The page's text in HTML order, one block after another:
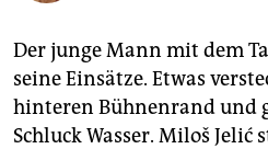
unterstützen
abo
Der junge Mann mit dem
seine Einsätze. Etwas
hinteren Bühnenrand und
Schluck Wasser. Miloš